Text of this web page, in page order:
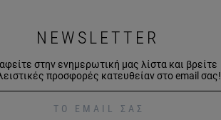
NEWSLETTER
στην ενημερωτική μας λίστα και βρείτε
προσφορές κατευθείαν στο email σας!